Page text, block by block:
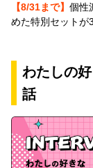
【8/31まで】 個性
めた特別セットが
わたしの
話